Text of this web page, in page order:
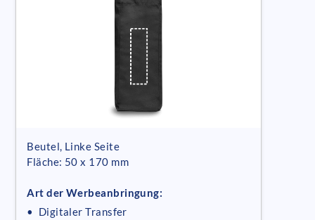
Beutel, Linke Seite
Fläche: 50 x 170 mm
Art der Werbeanbringung:
• Digitaler Transfer